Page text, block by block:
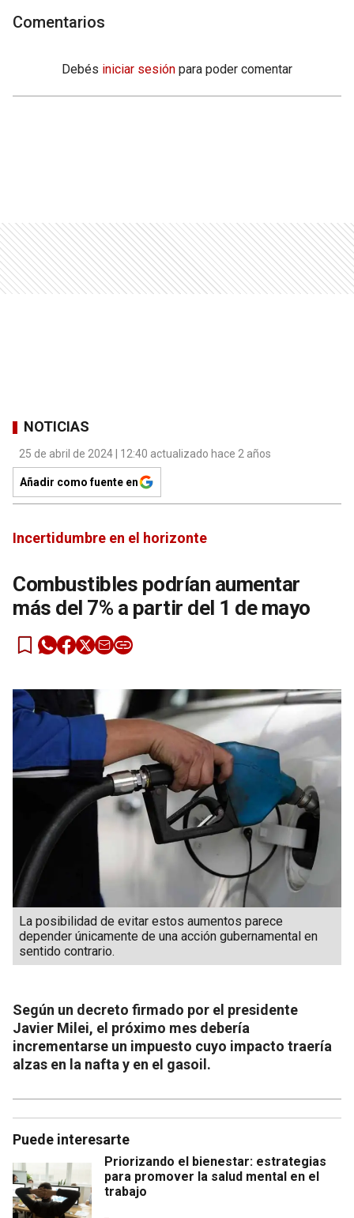
Comentarios
Debés iniciar sesión para poder comentar
NOTICIAS
25 de abril de 2024 | 12:40 actualizado hace 2 años
Añadir como fuente en
Incertidumbre en el horizonte
Combustibles podrían aumentar
más del 7% a partir del 1 de mayo
La posibilidad de evitar estos aumentos parece
depender únicamente de una acción gubernamental en
sentido contrario.
Según un decreto firmado por el presidente
Javier Milei, el próximo mes debería
incrementarse un impuesto cuyo impacto traería
alzas en la nafta y en el gasoil.
Puede interesarte
Priorizando el bienestar: estrategias
para promover la salud mental en el
trabajo